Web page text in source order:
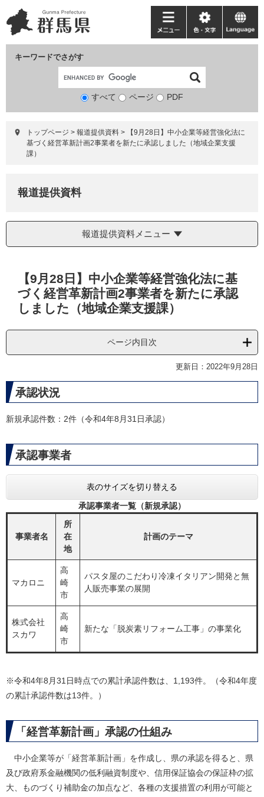
ー
ジ
ニ
ュ
て
キーワードでさがす
検
象
すべて ページ PDF
メ
ニ
ー
色・
文
language
トップページ > 報道提供資料 >
【9月28日】中小企業等経営強化法に
基づく経営革新計画2事業者を新たに承認しました（地域企業支援
課）
報道提供資料
報道提供資料メニュー
【9月28日】中小企業等経営強化法に基
づく経営革新計画2事業者を新たに承認
しました（地域企業支援課）
ページ内目次
更新日：2022年9月28日
承認状況
新規承認件数：2件（令和4年8月31日承認）
承認事業者
表のサイズを切り替える
承認事業者一覧（新規承認）
事業者名
所
在
地
計画のテーマ
マカロニ
高
崎
市
パスタ屋のこだわり冷凍イタリアン開発と無
人販売事業の展開
株式会社
スカワ
高
崎
市
新たな「脱炭素リフォーム工事」の事業化
※令和4年8月31日時点での累計承認件数は、1,193件。（令和4年度
の累計承認件数は13件。）
「経営革新計画」承認の仕組み
中小企業等が「経営革新計画」を作成し、県の承認を得ると、県
及び政府系金融機関の低利融資制度や、信用保証協会の保証枠の拡
大、ものづくり補助金の加点など、各種の支援措置の利用が可能と